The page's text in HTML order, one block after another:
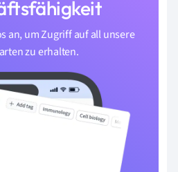
an, um Zugriff auf all unsere
zu erhalten.